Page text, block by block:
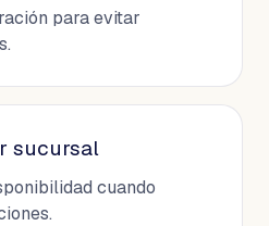
para evitar
sucursal
cuando